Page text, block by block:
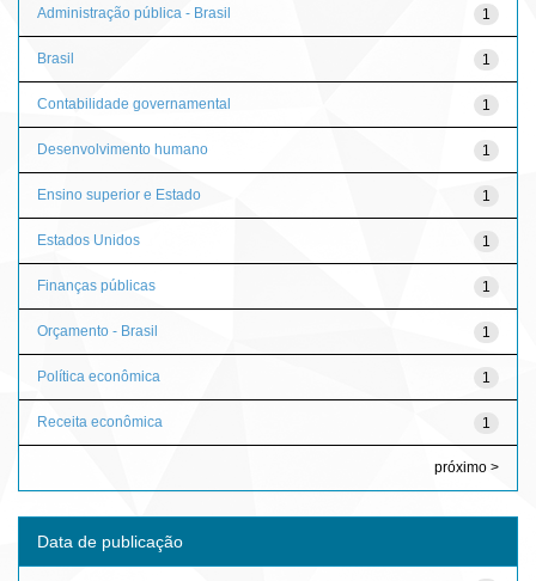
1
Administração pública - Brasil
1
Brasil
1
Contabilidade governamental
1
Desenvolvimento humano
1
Ensino superior e Estado
1
Estados Unidos
1
Finanças públicas
1
Orçamento - Brasil
1
Política econômica
1
Receita econômica
próximo >
Data de publicação